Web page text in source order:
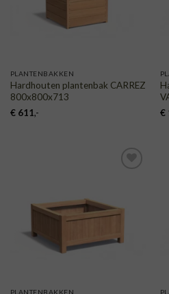
PLANTENBAKKEN
Hardhouten plantenbak CARREZ
800x800x713
€611,-
€
VERLANGLIJST
PLANTENBAKKEN